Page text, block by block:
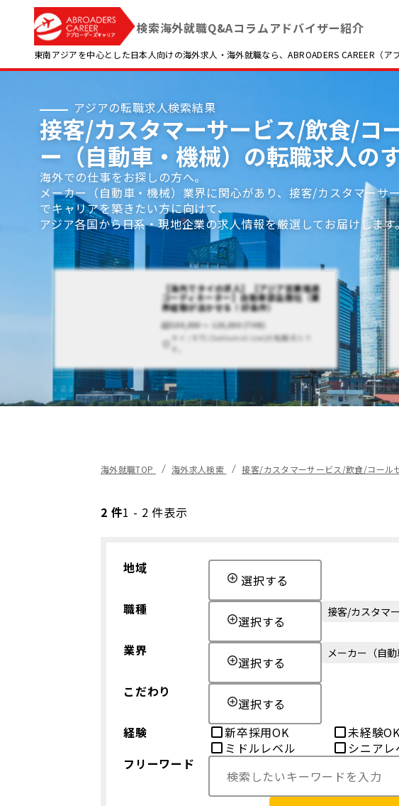
検索海外就職Q&Aコラムアドバイザー紹介
東南アジアを中心とした日本人向けの海外求人・海外就職なら、ABROADERS CAREER（ア
アジアの転職求人検索結果
接客/カスタマーサービス/飲食/コ
ー（自動車・機械）の転職求人の
海外での仕事をお探しの方へ。
メーカー（自動車・機械）業界に関心があり、接客/カスタマー
でキャリアを築きたい方に向けて、
アジア各国から日系・現地企業の求人情報を厳選してお届けします
【海外でタイの求人】【アジア営業推進
コーディネーター】自動車部品商社（業
界経験が活かせる！好条件）
100,000 〜 120,000 (THB)
タイ / BTS (Sukhumvit Line)の転職求人で
す。
海外就職TOP 海外求人検索 接客/カスタマーサービス/飲食/コール
2 件1 - 2 件表示
地域
選択する
職種
選択する
接客/カスタマ
業界
選択する
メーカー（自動
こだわり
選択する
経験
新卒採用OK 未経験
ミドルレベル
シニアレ
フリーワード